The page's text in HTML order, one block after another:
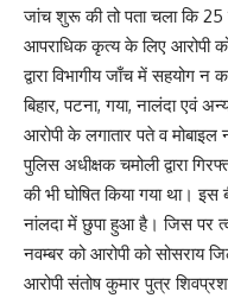
जांच शुरू की तो पता चला कि
आपराधिक कृत्य के लिए आरोपी
द्वारा विभागीय जाँच में सहयोग
बिहार, पटना, गया, नालंदा एवं
आरोपी के लगातार पते व
पुलिस अधीक्षक चमोली द्वारा
की भी घोषित किया गया था।
नांलदा में छुपा हुआ है। जिस पर
नवम्बर को आरोपी को सोसराय
आरोपी संतोष कुमार पुत्र